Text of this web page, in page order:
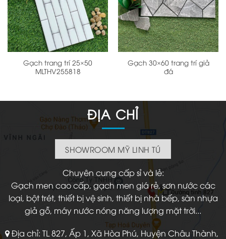
Gạch trang trí 25×50
MLTHV255818
Gạch 30×60 trang trí giả
đá
ĐỊA CHỈ
SHOWROOM MỸ LINH TÚ
Chuyên cung cấp sỉ và lẻ:
Gạch men cao cấp, gạch men giá rẻ, sơn nước các
loại, bột trét, thiết bị vệ sinh, thiết bị nhà bếp, sàn nhựa
giả gỗ, máy nước nóng năng lượng mặt trời...
Địa chỉ: TL 827, Ấp 1, Xã Hòa Phú, Huyện Châu Thành,